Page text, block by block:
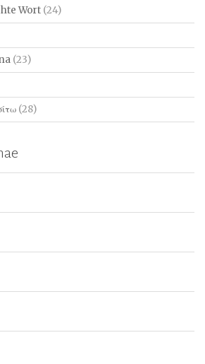
Wort (24)
(23)
(28)